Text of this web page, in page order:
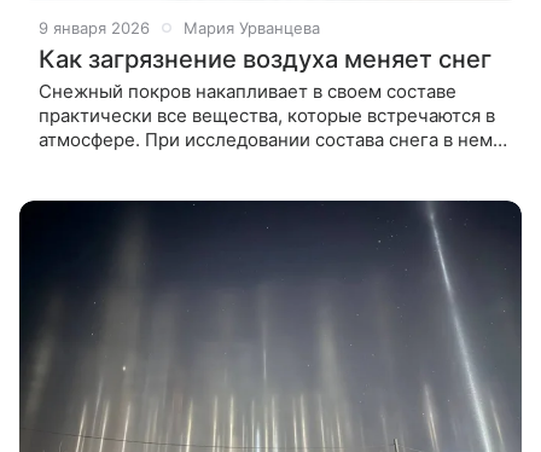
9 января 2026 Мария Урванцева
Как загрязнение воздуха меняет снег
Снежный покров накапливает в своем составе
практически все вещества, которые встречаются в
атмосфере. При исследовании состава снега в нем